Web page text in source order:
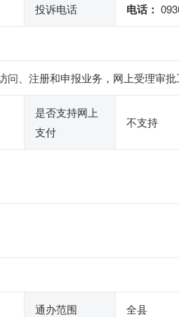
投诉电话 电话：
问、注册和申报业务，网上受理审
是否支持网上
支付
不支持
通办范围 全县